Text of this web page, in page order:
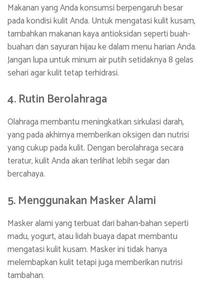
Makanan yang Anda konsumsi berpengaruh besar
pada kondisi kulit Anda. Untuk mengatasi kulit kusam,
tambahkan makanan kaya antioksidan seperti buah-
buahan dan sayuran hijau ke dalam menu harian Anda.
Jangan lupa untuk minum air putih setidaknya 8 gelas
sehari agar kulit tetap terhidrasi.
4. Rutin Berolahraga
Olahraga membantu meningkatkan sirkulasi darah,
yang pada akhirnya memberikan oksigen dan nutrisi
yang cukup pada kulit. Dengan berolahraga secara
teratur, kulit Anda akan terlihat lebih segar dan
bercahaya.
5. Menggunakan Masker Alami
Masker alami yang terbuat dari bahan-bahan seperti
madu, yogurt, atau lidah buaya dapat membantu
mengatasi kulit kusam. Masker ini tidak hanya
melembapkan kulit tetapi juga memberikan nutrisi
tambahan.